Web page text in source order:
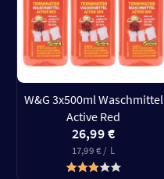
W&G 3x500ml Waschmittel
Active Red
26,99 €
17,99 € / L